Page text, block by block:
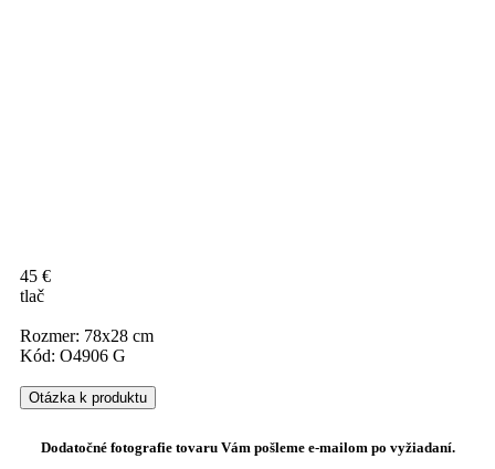
45 €
tlač
Rozmer: 78x28 cm
Kód: O4906 G
Otázka k produktu
Dodatočné fotografie tovaru Vám pošleme e-mailom po vyžiadaní.